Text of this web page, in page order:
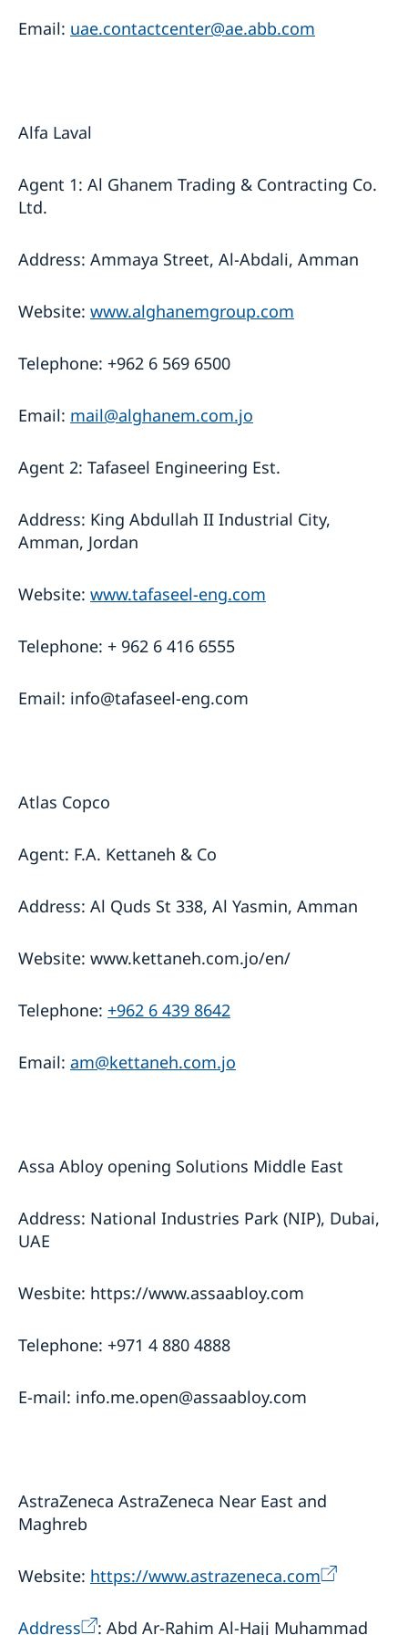
Email: uae.contactcenter@ae.abb.com
Alfa Laval
Agent 1: Al Ghanem Trading & Contracting Co.
Ltd.
Address: Ammaya Street, Al-Abdali, Amman
Website: www.alghanemgroup.com
Telephone: +962 6 569 6500
Email: mail@alghanem.com.jo
Agent 2: Tafaseel Engineering Est.
Address: King Abdullah II Industrial City,
Amman, Jordan
Website: www.tafaseel-eng.com
Telephone: + 962 6 416 6555
Email: info@tafaseel-eng.com
Atlas Copco
Agent: F.A. Kettaneh & Co
Address: Al Quds St 338, Al Yasmin, Amman
Website: www.kettaneh.com.jo/en/
Telephone: +962 6 439 8642
Email: am@kettaneh.com.jo
Assa Abloy opening Solutions Middle East
Address: National Industries Park (NIP), Dubai,
UAE
Wesbite: https://www.assaabloy.com
Telephone: +971 4 880 4888
E-mail: info.me.open@assaabloy.com
AstraZeneca AstraZeneca Near East and
Maghreb
Website: https://www.astrazeneca.com
Address : Abd Ar-Rahim Al-Hajj Muhammad